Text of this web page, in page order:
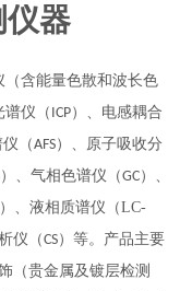
仪器
（含能量色散和波长色
谱仪（ ICP）、 电感耦合
（AFS）、原子吸收分
）、气相色谱仪（GC）、
、液相质谱仪（LC-
仪（CS）等。产品主要
（贵金属及镀层检测